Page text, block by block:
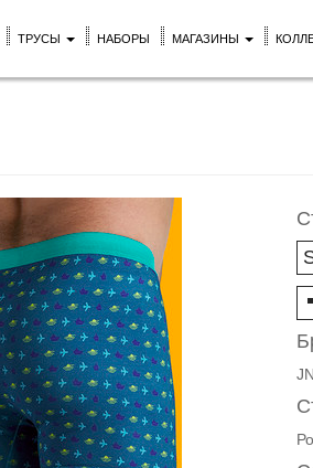
ТРУСЫ НАБОРЫ МАГАЗИНЫ